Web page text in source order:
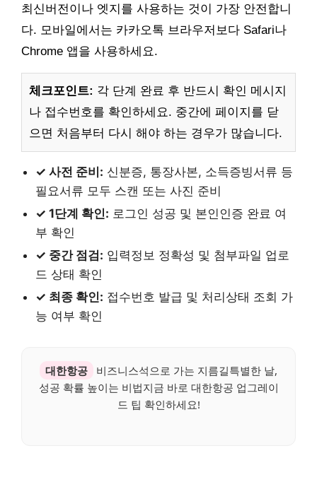
최신버전이나 엣지를 사용하는 것이 가장 안전합니
다. 모바일에서는 카카오톡 브라우저보다 Safari나
Chrome 앱을 사용하세요.
체크포인트: 각 단계 완료 후 반드시 확인 메시지
나 접수번호를 확인하세요. 중간에 페이지를 닫
으면 처음부터 다시 해야 하는 경우가 많습니다.
✓ 사전 준비: 신분증, 통장사본, 소득증빙서류 등
필요서류 모두 스캔 또는 사진 준비
✓ 1단계 확인: 로그인 성공 및 본인인증 완료 여
부 확인
✓ 중간 점검: 입력정보 정확성 및 첨부파일 업로
드 상태 확인
✓ 최종 확인: 접수번호 발급 및 처리상태 조회 가
능 여부 확인
대한항공
비즈니스석으로 가는 지름길특별한 날,
성공 확률 높이는 비법지금 바로 대한항공 업그레이
드 팁 확인하세요!